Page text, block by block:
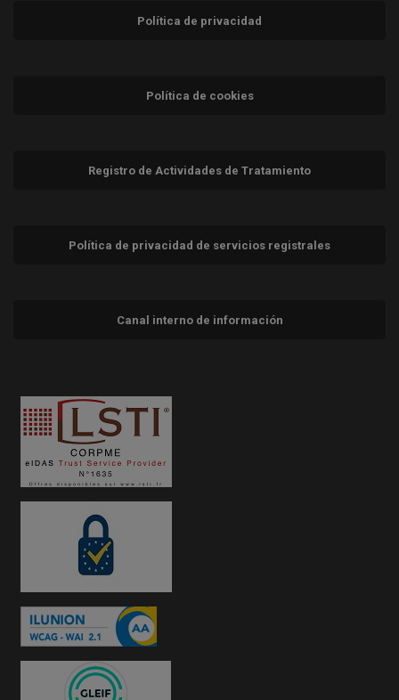
Política de privacidad
Política de cookies
Registro de Actividades de Tratamiento
Política de privacidad de servicios registrales
Canal interno de información